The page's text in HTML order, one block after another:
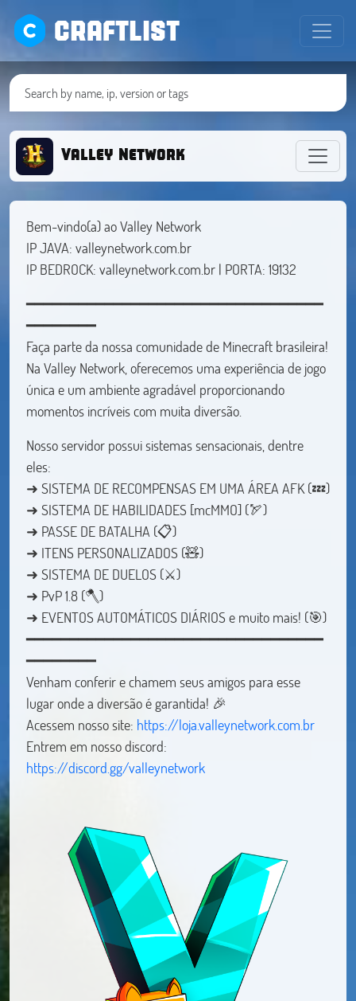
CRAFTLIST
Valley Network
Bem-vindo(a) ao Valley Network
IP JAVA: valleynetwork.com.br
IP BEDROCK: valleynetwork.com.br | PORTA: 19132
━━━━━━━━━━━━━━━━━━━━━━━━━━━━━━━━━━
━━━━━━━━
Faça parte da nossa comunidade de Minecraft brasileira!
Na Valley Network, oferecemos uma experiência de jogo
única e um ambiente agradável proporcionando
momentos incríveis com muita diversão.
Nosso servidor possui sistemas sensacionais, dentre
eles:
➜ SISTEMA DE RECOMPENSAS EM UMA ÁREA AFK (💤)
➜ SISTEMA DE HABILIDADES [mcMMO] (🏹)
➜ PASSE DE BATALHA (📋)
➜ ITENS PERSONALIZADOS (🧸)
➜ SISTEMA DE DUELOS (⚔️)
➜ PvP 1.8 (🪓)
➜ EVENTOS AUTOMÁTICOS DIÁRIOS e muito mais! (🎯)
━━━━━━━━━━━━━━━━━━━━━━━━━━━━━━━━━━
━━━━━━━━
Venham conferir e chamem seus amigos para esse
lugar onde a diversão é garantida! 🎉
Acessem nosso site: https://loja.valleynetwork.com.br
Entrem em nosso discord:
https://discord.gg/valleynetwork